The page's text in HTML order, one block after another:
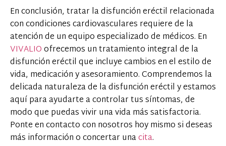
En conclusión, tratar la disfunción eréctil relacionada
con condiciones cardiovasculares requiere de la
atención de un equipo especializado de médicos. En
VIVALIOofrecemos un tratamiento integral de la
disfunción eréctil que incluye cambios en el estilo de
vida, medicación y asesoramiento. Comprendemos la
delicada naturaleza de la disfunción eréctil y estamos
aquí para ayudarte a controlar tus síntomas, de
modo que puedas vivir una vida más satisfactoria.
Ponte en contacto con nosotros hoy mismo si deseas
más información o concertar unacita.